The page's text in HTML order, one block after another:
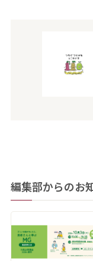
編集部からのお